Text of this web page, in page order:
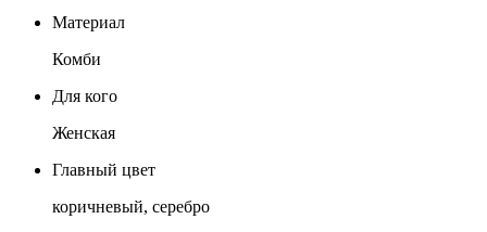
Материал
Комби
Для кого
Женская
Главный цвет
коричневый, серебро